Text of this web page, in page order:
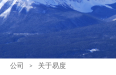
公司 > 关于易度